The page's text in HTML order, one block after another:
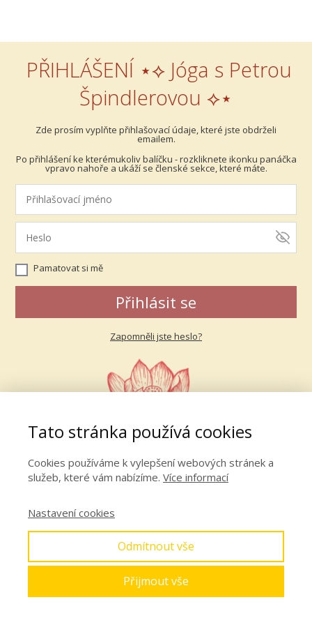
PŘIHLÁŠENÍ ⋆⟡ Jóga s Petrou
Špindlerovou ⟡⋆
Zde prosím vyplňte přihlašovací údaje, které jste obdrželi
emailem.
Po přihlášení ke kterémukoliv balíčku - rozkliknete ikonku panáčka
vpravo nahoře a ukáží se členské sekce, které máte.
Pamatovat si mě
Přihlásit se
Zapomněli jste heslo?
Tato stránka používá cookies
Cookies používáme k vylepšení webových stránek a
služeb, které vám nabízíme. Více informací
Nastavení cookies
Odmítnout vše
Přijmout vše